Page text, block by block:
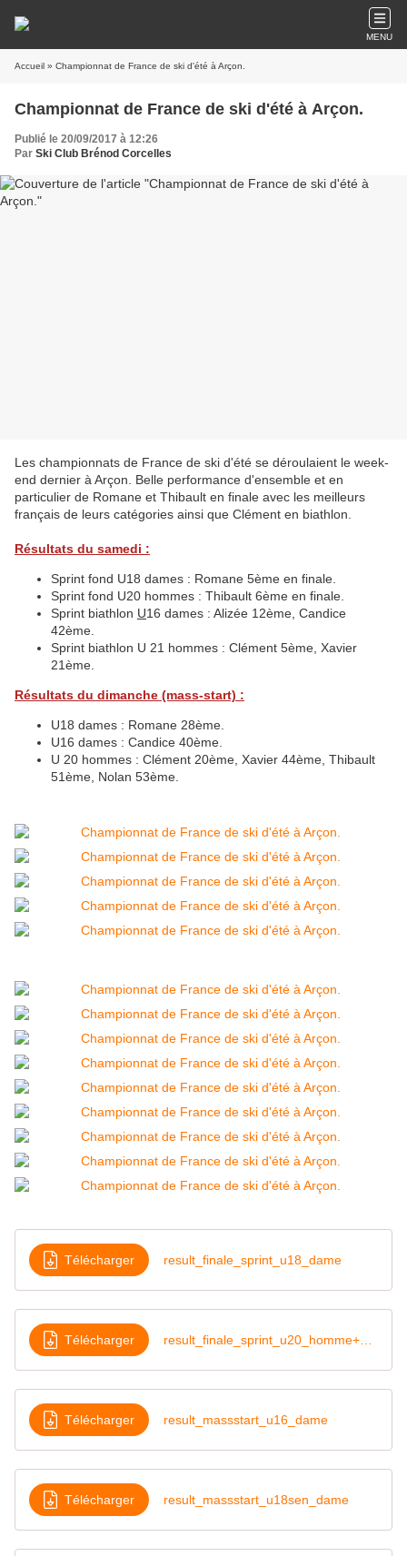
MENU
Accueil » Championnat de France de ski d'été à Arçon.
Championnat de France de ski d'été à Arçon.
Publié le 20/09/2017 à 12:26
Par Ski Club Brénod Corcelles
Les championnats de France de ski d'été se déroulaient le week-
end dernier à Arçon. Belle performance d'ensemble et en
particulier de Romane et Thibault en finale avec les meilleurs
français de leurs catégories ainsi que Clément en biathlon.
Résultats du samedi :
Sprint fond U18 dames : Romane 5ème en finale.
Sprint fond U20 hommes : Thibault 6ème en finale.
Sprint biathlon U16 dames : Alizée 12ème, Candice
42ème.
Sprint biathlon U 21 hommes : Clément 5ème, Xavier
21ème.
Résultats du dimanche (mass-start) :
U18 dames : Romane 28ème.
U16 dames : Candice 40ème.
U 20 hommes : Clément 20ème, Xavier 44ème, Thibault
51ème, Nolan 53ème.
Télécharger result_finale_sprint_u18_dame
Télécharger
Télécharger result_massstart_u16_dame
Télécharger result_massstart_u18sen_dame